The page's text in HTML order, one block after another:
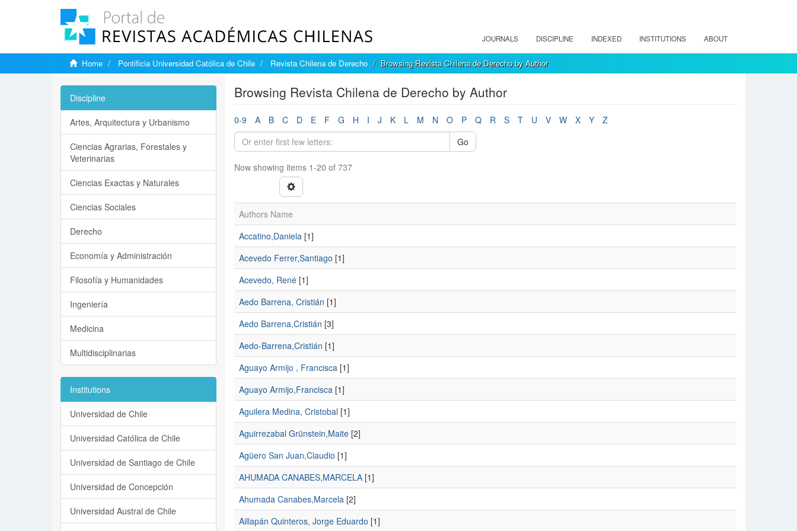
JOURNALS DISCIPLINE INDEXED INSTITUTIONS ABOUT
Home Pontificia Universidad Católica de Chile Revista Chilena de Derecho Browsing Revista Chilena de Derecho by Author
Browsing Revista Chilena de Derecho by Author
0-9 A B C D E F G H I J K L M N O P Q R S T U V W X Y
Z
Go
Now showing items 1-20 of 737
Authors Name
Accatino,Daniela[1]
Acevedo Ferrer,Santiago [1]
Acevedo, René[1]
Aedo Barrena, Cristián [1]
Aedo Barrena,Cristián [3]
Aedo-Barrena,Cristián [1]
Aguayo Armijo , Francisca[1]
Aguayo Armijo,Francisca[1]
Aguilera Medina, Cristobal[1]
Aguirrezabal Grünstein,Maite[2]
Agüero San Juan,Claudio [1]
AHUMADA CANABES,MARCELA[1]
Ahumada Canabes,Marcela[2]
Aillapán Quinteros, Jorge Eduardo [1]
Discipline
Artes, Arquitectura y Urbanismo
Ciencias Agrarias, Forestales y
Veterinarias
Ciencias Exactas y Naturales
Ciencias Sociales
Derecho
Economía y Administración
Filosofía y Humanidades
Ingeniería
Medicina
Multidisciplinarias
Institutions
Universidad de Chile
Universidad Católica de Chile
Universidad de Santiago de Chile
Universidad de Concepción
Universidad Austral de Chile